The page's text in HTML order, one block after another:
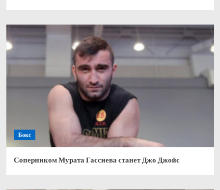
Бокс
Соперником Мурата Гассиева станет Джо Джойс